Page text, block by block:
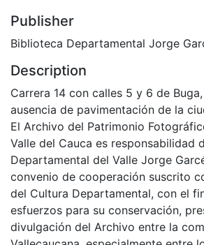
Publisher
Biblioteca Departamental Jorge
Description
Carrera 14 con calles 5 y 6 de
ausencia de pavimentación de la
El Archivo del Patrimonio
Valle del Cauca es responsabilidad
Departamental del Valle Jorge
convenio de cooperación suscrito
del Cultura Departamental, con el
esfuerzos para su conservación,
divulgación del Archivo entre la